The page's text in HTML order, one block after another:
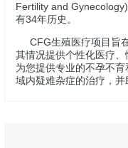
Fertility and
有34年历史。
CFG生殖医疗项目旨
其情况提供个性化医疗
为您提供专业的不孕不
域内疑难杂症的治疗，并